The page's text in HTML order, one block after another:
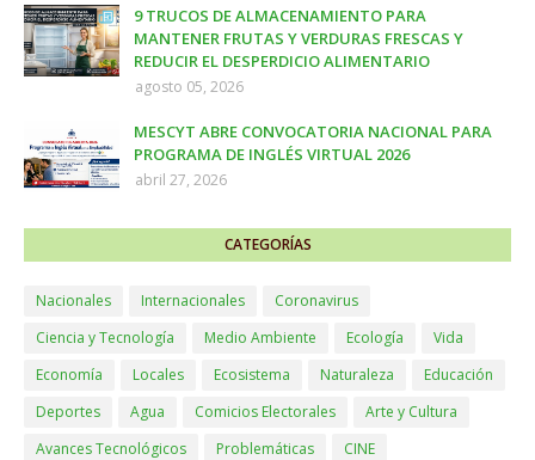
9 TRUCOS DE ALMACENAMIENTO PARA
MANTENER FRUTAS Y VERDURAS FRESCAS Y
REDUCIR EL DESPERDICIO ALIMENTARIO
agosto 05, 2026
MESCYT ABRE CONVOCATORIA NACIONAL PARA
PROGRAMA DE INGLÉS VIRTUAL 2026
abril 27, 2026
CATEGORÍAS
Nacionales Internacionales
Coronavirus
Ciencia y Tecnología
Medio Ambiente Ecología
Vida
Economía
Locales Ecosistema Naturaleza
Educación
Deportes
Agua Comicios Electorales
Arte y Cultura
Avances Tecnológicos
Problemáticas CINE